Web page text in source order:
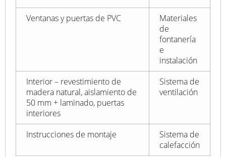
Ventanas y puertas de PVC
Materiales
de
fontanería
e
instalación
Interior – revestimiento de
madera natural, aislamiento de
50 mm + laminado, puertas
interiores
Sistema de
ventilación
Instrucciones de montaje
Sistema de
calefacción